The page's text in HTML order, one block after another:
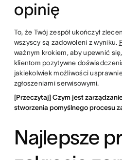
opinię
To, że Twój zespół ukończył
wszyscy są zadowoleni z wyniku.
ważnym krokiem, aby upewnić
klientom pozytywne
jakiekolwiek możliwości
zgłoszeniami serwisowymi.
[Przeczytaj] Czym jest
stworzenia pomyślnego procesu
Najlepsze